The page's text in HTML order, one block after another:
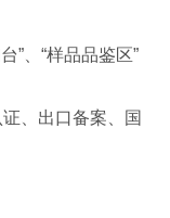
”、“样品品鉴区”
、出口备案、国